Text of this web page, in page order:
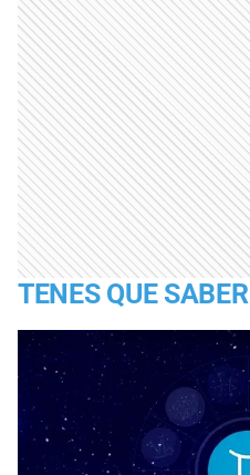
TENES QUE SABER